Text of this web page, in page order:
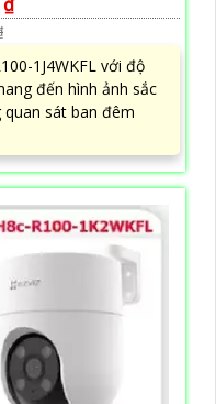
1J4WKFL với độ
đến hình ảnh sắc
sát ban đêm